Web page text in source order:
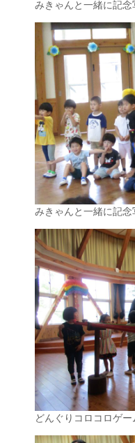
みきゃんと一緒に記念
みきゃんと一緒に記
どんぐりコロコロゲ